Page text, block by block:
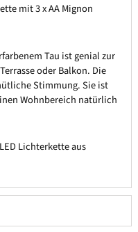
mit 3 x AA Mignon
Tau ist genial zur
oder Balkon. Die
Stimmung. Sie ist
Wohnbereich natürlich
Lichterkette aus